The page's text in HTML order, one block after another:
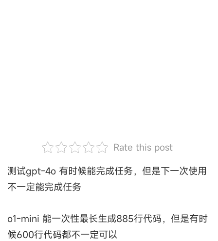
Rate this post
测试gpt-4o 有时候能完成任务，但是下一次使用
不一定能完成任务
o1-mini 能一次性最长生成885行代码，但是有时
候600行代码都不一定可以